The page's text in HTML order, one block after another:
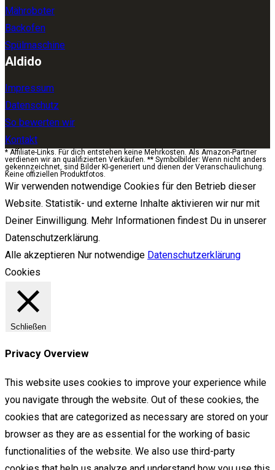
Mähroboter
Backofen
Spülmaschine
Aldido
Impressum
Datenschutz
So bewerten wir
Kontakt
* Affiliate-Links. Für dich entstehen keine Mehrkosten. Als Amazon-Partner
verdienen wir an qualifizierten Verkäufen. ** Symbolbilder: Wenn nicht anders
gekennzeichnet, sind Bilder KI-generiert und dienen der Veranschaulichung.
Keine offiziellen Produktfotos.
Wir verwenden notwendige Cookies für den Betrieb dieser
Website. Statistik- und externe Inhalte aktivieren wir nur mit
Deiner Einwilligung. Mehr Informationen findest Du in unserer
Datenschutzerklärung.
Alle akzeptieren Nur notwendige Datenschutzerklärung
Cookies
Schließen
Privacy Overview
This website uses cookies to improve your experience while
you navigate through the website. Out of these cookies, the
cookies that are categorized as necessary are stored on your
browser as they are as essential for the working of basic
functionalities of the website. We also use third-party